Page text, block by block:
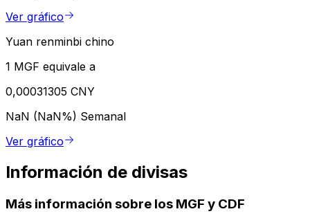
Ver gráfico
Yuan renminbi chino
1 MGF equivale a
0,00031305 CNY
NaN (NaN%) Semanal
Ver gráfico
Información de divisas
Más información sobre los MGF y CDF